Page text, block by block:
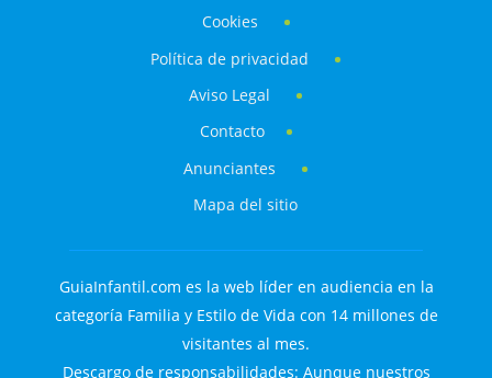
Cookies
Política de privacidad
Aviso Legal
Contacto
Anunciantes
Mapa del sitio
GuiaInfantil.com es la web líder en audiencia en la
categoría Familia y Estilo de Vida con 14 millones de
visitantes al mes.
Descargo de responsabilidades: Aunque nuestros